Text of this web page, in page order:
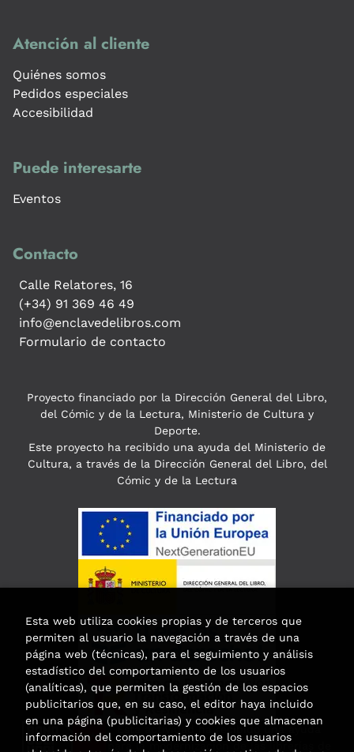
Atención al cliente
Quiénes somos
Pedidos especiales
Accesibilidad
Puede interesarte
Eventos
Contacto
Calle Relatores, 16
(+34) 91 369 46 49
info@enclavedelibros.com
Formulario de contacto
Proyecto financiado por la Dirección General del Libro,
del Cómic y de la Lectura, Ministerio de Cultura y
Deporte.
Este proyecto ha recibido una ayuda del Ministerio de
Cultura, a través de la Dirección General del Libro, del
Cómic y de la Lectura
Esta actividad ha recibido una ayuda
para la modernización de las librerías de
Esta web utiliza cookies propias y de terceros que
permiten al usuario la navegación a través de una
página web (técnicas), para el seguimiento y análisis
estadístico del comportamiento de los usuarios
(analíticas), que permiten la gestión de los espacios
publicitarios que, en su caso, el editor haya incluido
en una página (publicitarias) y cookies que almacenan
información del comportamiento de los usuarios